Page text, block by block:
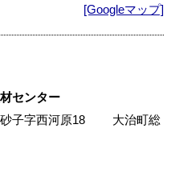
[Googleマップ]
センター
子字西河原18 大治町総